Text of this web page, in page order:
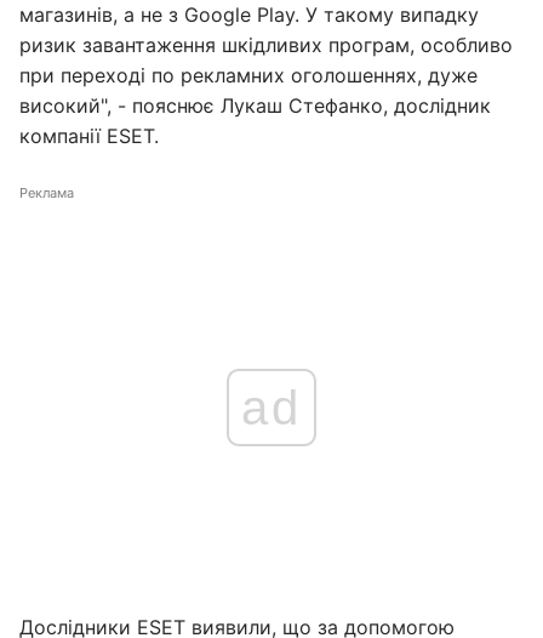
магазинів, а не з Google Play. У такому випадку
ризик завантаження шкідливих програм, особливо
при переході по рекламних оголошеннях, дуже
високий", - пояснює Лукаш Стефанко, дослідник
компанії ESET.
Реклама
ad
Дослідники ESET виявили, що за допомогою